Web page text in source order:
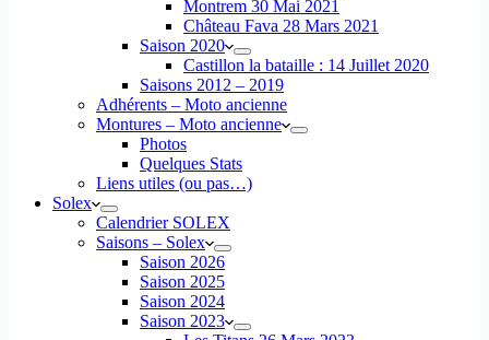
Montrem 30 Mai 2021
Château Fava 28 Mars 2021
Saison 2020
Castillon la bataille : 14 Juillet 2020
Saisons 2012 – 2019
Adhérents – Moto ancienne
Montures – Moto ancienne
Photos
Quelques Stats
Liens utiles (ou pas…)
Solex
Calendrier SOLEX
Saisons – Solex
Saison 2026
Saison 2025
Saison 2024
Saison 2023